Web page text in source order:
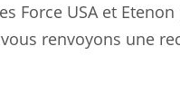
Force USA et Etenon
renvoyons une